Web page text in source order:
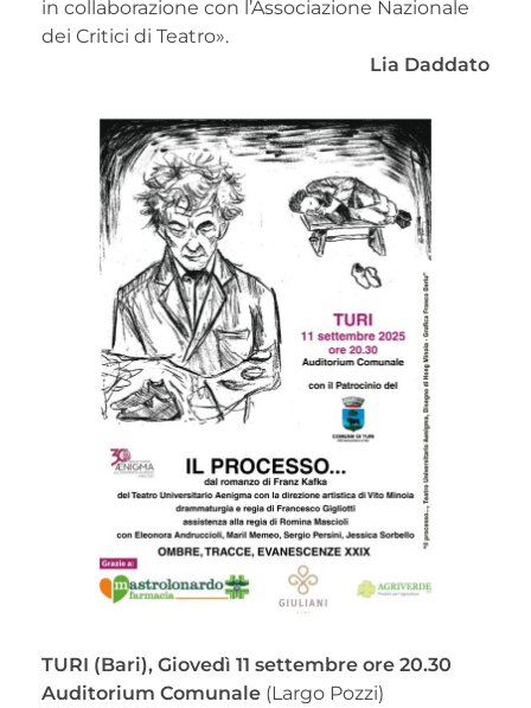
in collaborazione con l’Associazione Nazionale
dei Critici di Teatro».
Lia Daddato
TURI (Bari), Giovedì 11 settembre ore 20.30
Auditorium Comunale (Largo Pozzi)